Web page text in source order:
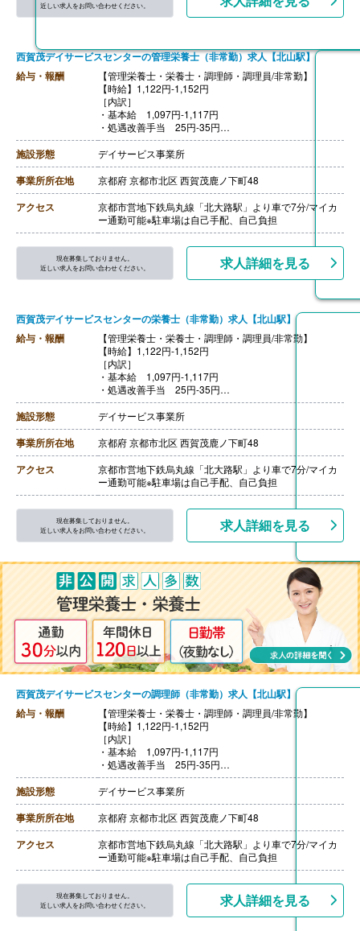
近しい求人をお問い合わせください。
西賀茂デイサービスセンターの管理栄養士（非常勤）求人【北山駅】
給与・報酬
【管理栄養士・栄養士・調理師・調理員/非常勤】
【時給】1,122円-1,152円
［内訳］
・基本給 1,097円-1,117円
・処遇改善手当 25円-35円
※リフレッシュ手当 2,000円/月を月労働時間数で割り出
したものが該当
［その他手当］
・決算一時金 30,000円-50,000円※前年度実績、実績に
応じて支給
【賞与】なし
【通勤手当】あり（上限920円/日）
【昇給】あり（1時間あたり10円-）※前年度実績
施設形態 デイサービス事業所
事業所所在地 京都府 京都市北区 西賀茂鹿ノ下町48
アクセス
京都市営地下鉄烏丸線「北大路駅」より車で7分/マイカ
ー通勤可能※駐車場は自己手配、自己負担
現在募集しておりません。
近しい求人をお問い合わせください。
求人詳細を見る
西賀茂デイサービスセンターの栄養士（非常勤）求人【北山駅】
給与・報酬
【管理栄養士・栄養士・調理師・調理員/非常勤】
【時給】1,122円-1,152円
［内訳］
・基本給 1,097円-1,117円
・処遇改善手当 25円-35円
※リフレッシュ手当 2,000円/月を月労働時間数で割り出
したものが該当
［その他手当］
・決算一時金 30,000円-50,000円※前年度実績、実績に
応じて支給
【賞与】なし
【通勤手当】あり（上限920円/日）
【昇給】あり（1時間あたり10円-）※前年度実績
施設形態 デイサービス事業所
事業所所在地 京都府 京都市北区 西賀茂鹿ノ下町48
アクセス
京都市営地下鉄烏丸線「北大路駅」より車で7分/マイカ
ー通勤可能※駐車場は自己手配、自己負担
現在募集しておりません。
近しい求人をお問い合わせください。
求人詳細を見る
西賀茂デイサービスセンターの調理師（非常勤）求人【北山駅】
給与・報酬
【管理栄養士・栄養士・調理師・調理員/非常勤】
【時給】1,122円-1,152円
［内訳］
・基本給 1,097円-1,117円
・処遇改善手当 25円-35円
※リフレッシュ手当 2,000円/月を月労働時間数で割り出
したものが該当
［その他手当］
・決算一時金 30,000円-50,000円※前年度実績、実績に
応じて支給
【賞与】なし
【通勤手当】あり（上限920円/日）
【昇給】あり（1時間あたり10円-）※前年度実績
施設形態 デイサービス事業所
事業所所在地 京都府 京都市北区 西賀茂鹿ノ下町48
アクセス
京都市営地下鉄烏丸線「北大路駅」より車で7分/マイカ
ー通勤可能※駐車場は自己手配、自己負担
現在募集しておりません。
近しい求人をお問い合わせください。
求人詳細を見る